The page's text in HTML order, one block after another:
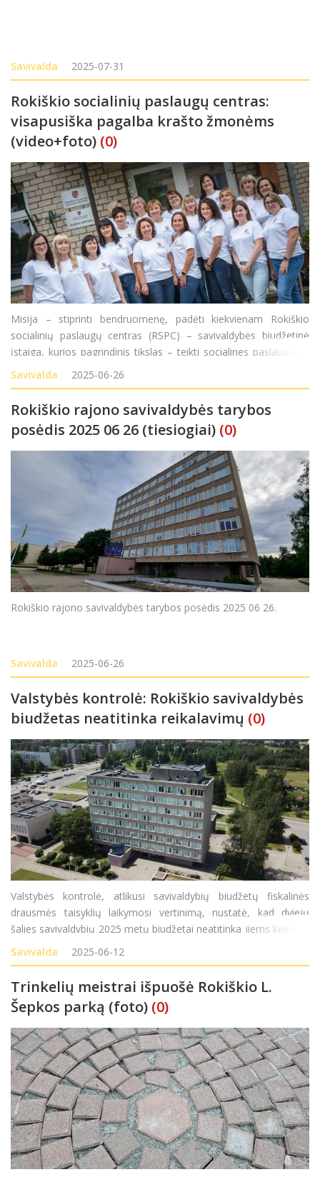
Savivalda 2025-07-31
Rokiškio socialinių paslaugų centras:
visapusiška pagalba krašto žmonėms
(video+foto) (0)
Misija – stiprinti bendruomenę, padėti kiekvienam Rokiškio
socialinių paslaugų centras (RSPC) – savivaldybės biudžetinė
įstaiga, kurios pagrindinis tikslas – teikti socialines paslaugas ir
padėti rajono gyventojams išvengti socialinės rizikos, ugdyti
gebėjimą savar
Savivalda 2025-06-26
Rokiškio rajono savivaldybės tarybos
posėdis 2025 06 26 (tiesiogiai) (0)
Rokiškio rajono savivaldybės tarybos posėdis 2025 06 26.
Savivalda 2025-06-26
Valstybės kontrolė: Rokiškio savivaldybės
biudžetas neatitinka reikalavimų (0)
Valstybės kontrolė, atlikusi savivaldybių biudžetų fiskalinės
drausmės taisyklių laikymosi vertinimą, nustatė, kad dviejų
šalies savivaldybių 2025 metų biudžetai neatitinka jiems keliamų
reikalavimų. Tarp šių savivaldybių auditoriai įvardijo Anykščių ir
Rokiškio rajonų s
Savivalda 2025-06-12
Trinkelių meistrai išpuošė Rokiškio L.
Šepkos parką (foto) (0)